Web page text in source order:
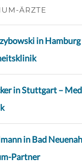
ÄRZTE
in Hamburg
in Stuttgart –
in Bad
Partner